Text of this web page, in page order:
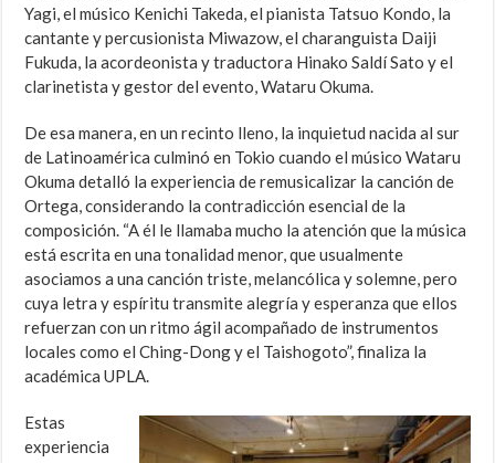
Yagi, el músico Kenichi Takeda, el pianista Tatsuo Kondo, la
cantante y percusionista Miwazow, el charanguista Daiji
Fukuda, la acordeonista y traductora Hinako Saldí Sato y el
clarinetista y gestor del evento, Wataru Okuma.
De esa manera, en un recinto lleno, la inquietud nacida al sur
de Latinoamérica culminó en Tokio cuando el músico Wataru
Okuma detalló la experiencia de remusicalizar la canción de
Ortega, considerando la contradicción esencial de la
composición. “A él le llamaba mucho la atención que la música
está escrita en una tonalidad menor, que usualmente
asociamos a una canción triste, melancólica y solemne, pero
cuya letra y espíritu transmite alegría y esperanza que ellos
refuerzan con un ritmo ágil acompañado de instrumentos
locales como el Ching-Dong y el Taishogoto”, finaliza la
académica UPLA.
Estas
experiencia